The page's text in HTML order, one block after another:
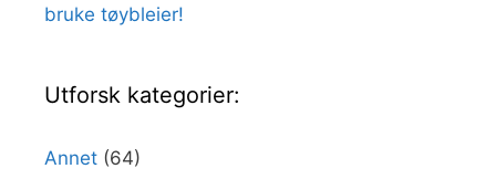
bruke tøybleier!
Utforsk kategorier:
Annet (64)